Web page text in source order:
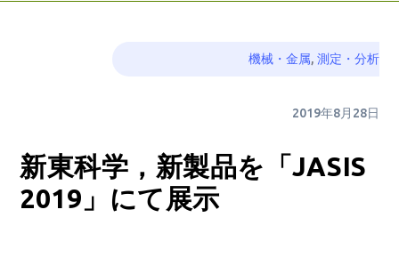
機械・金属, 測定・分析
2019年8月28日
新東科学，新製品を「JASIS
2019」にて展示